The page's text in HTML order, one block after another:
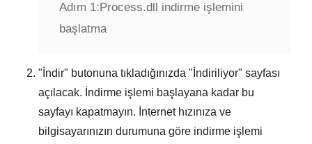
Adım 1: Process.dll indirme işlemini
başlatma
" İndir" butonuna tıkladığınızda " İndiriliyor" sayfası
açılacak. İndirme işlemi başlayana kadar bu
sayfayı kapatmayın. İnternet hızınıza ve
bilgisayarınızın durumuna göre indirme işlemi